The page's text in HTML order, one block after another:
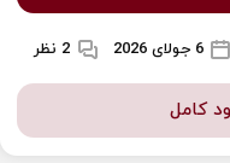
6 جولای 2026 2 نظر
کامل